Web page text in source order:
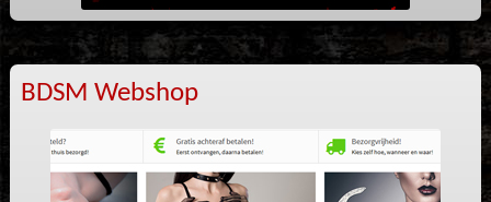
BDSM Webshop